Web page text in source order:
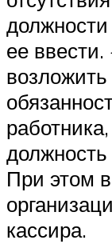
ее
При этом
кассира.